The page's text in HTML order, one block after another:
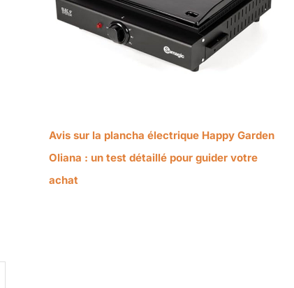
Avis sur la plancha électrique Happy Garden
Oliana : un test détaillé pour guider votre
achat